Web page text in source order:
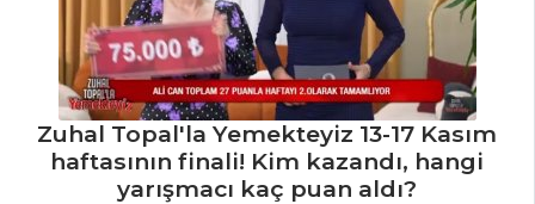
Zuhal Topal'la Yemekteyiz 13-17 Kasım
haftasının finali! Kim kazandı, hangi
yarışmacı kaç puan aldı?